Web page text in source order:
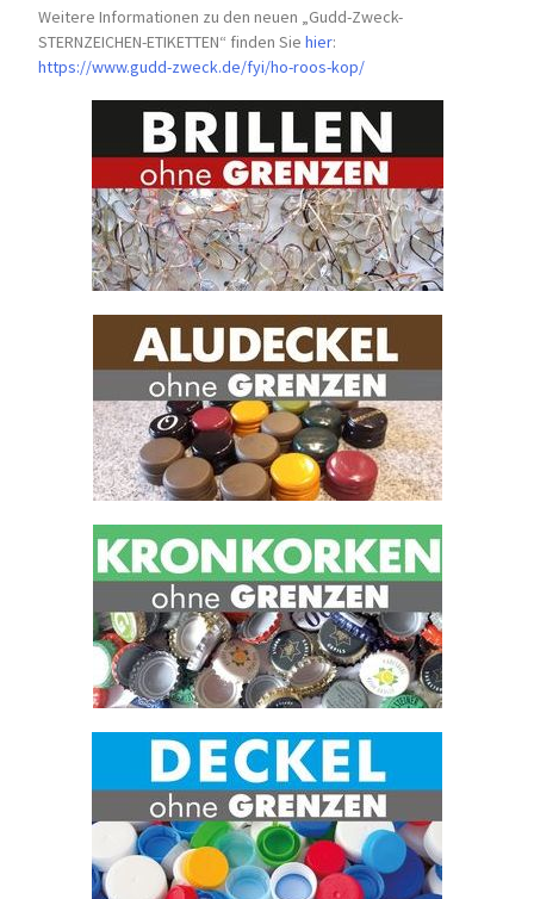
Weitere Informationen zu den neuen „Gudd-Zweck-
STERNZEICHEN-ETIKETTEN“ finden Siehier:
https://www.gudd-zweck.de/fyi/ho-roos-kop/